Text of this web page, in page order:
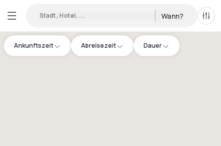
Stadt, Hotel, ... Wann? Alle
Ankunftszeit Abreisezeit Dauer